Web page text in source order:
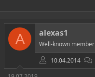
A alexas1
Well-known member
10.04.2014